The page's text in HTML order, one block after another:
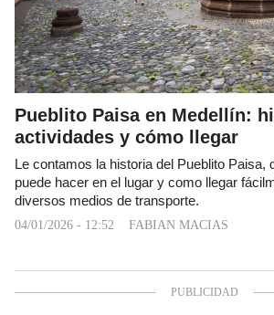
Pueblito Paisa en Medellín:
actividades y cómo llegar
Le contamos la historia del Pueblito Paisa,
puede hacer en el lugar y como llegar
diversos medios de transporte.
04/01/2026 - 12:52 FABIAN MACIAS